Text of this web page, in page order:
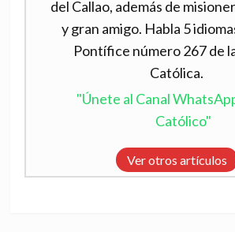
del Callao, además de
y gran amigo. Habla 5
Pontífice número 267 de
Católica.
"Únete al Canal
Católico"
Ver otros artículos